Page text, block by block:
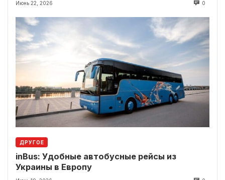
Июнь 22, 2026 0
ДРУГОЕ
inBus: Удобные автобусные рейсы из
Украины в Европу